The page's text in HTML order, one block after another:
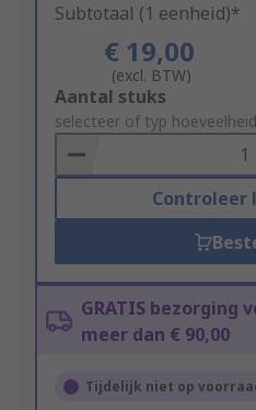
Subtotaal (1 eenheid)*
€ 19,00
(excl. BTW)
Add
to
Basket
Aantal stuks
selecteer of typ hoeveelheid
Controleer
GRATIS bezorging
meer dan € 90,00
Tijdelijk niet op